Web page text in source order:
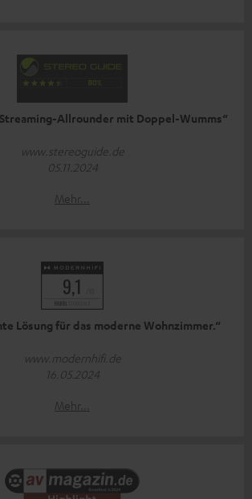
Allrounder mit Doppel-Wumms“
www.stereoguide.de
05.11.2024
Mehr...
Lösung für das moderne Wohnzimmer.“
www.modernhifi.de
16.05.2024
Mehr...